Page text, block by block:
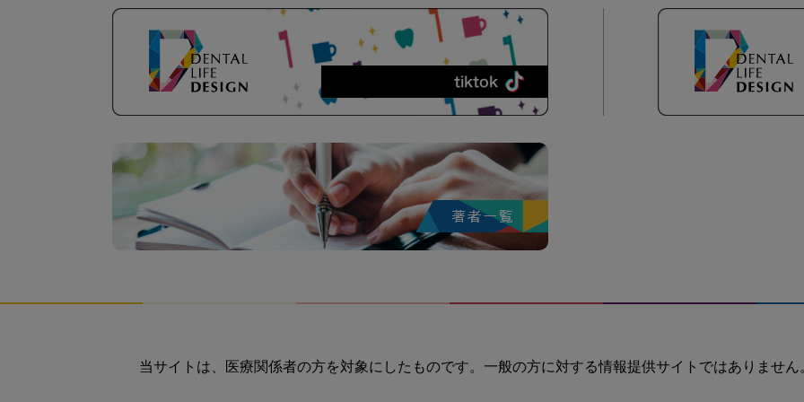
当サイトは、医療関係者の方を対象にしたものです。一般の方に対する情報提供サイトではありません